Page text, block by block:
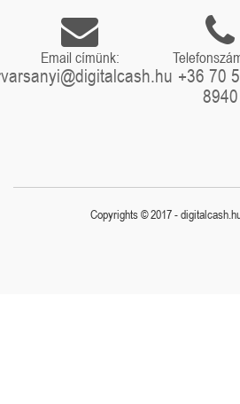
Email címünk:
+36 70
8940
Copyrights © 2017 -